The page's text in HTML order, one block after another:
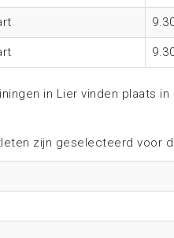
in Lier vinden plaats
zijn geselecteerd voor